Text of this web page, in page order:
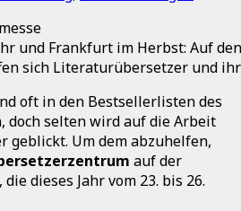
und Frankfurt im Herbst: Auf
sich Literaturübersetzer und
oft in den Bestsellerlisten des
doch selten wird auf die Arbeit
geblickt. Um dem abzuhelfen,
auf der
, die dieses Jahr vom 23. bis 26.